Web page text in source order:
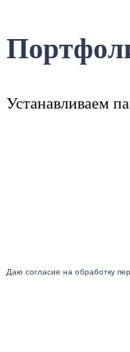
Даю согласие на обработку
Устанавливаем